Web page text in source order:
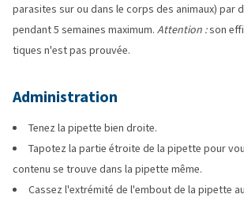
parasites sur ou dans le corps des animaux) par
pendant 5 semaines maximum. Attention :son
tiques n'est pas prouvée.
Administration
Tenez la pipette bien droite.
Tapotez la partie étroite de la pipette pour
contenu se trouve dans la pipette même.
Cassez l'extrémité de l'embout de la pipette